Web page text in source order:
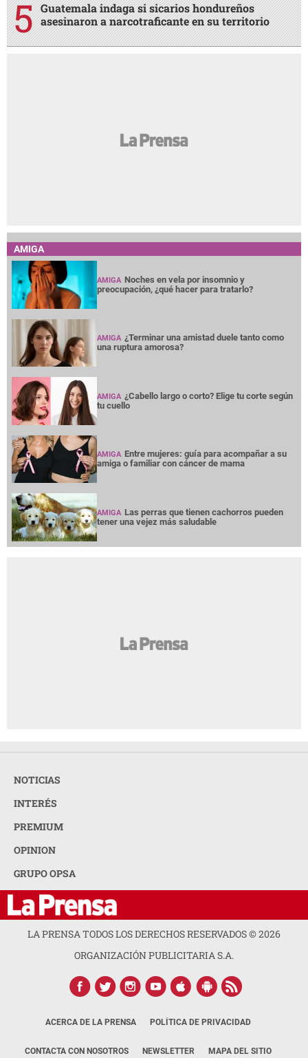
Guatemala indaga si sicarios hondureños
asesinaron a narcotraficante en su territorio
AMIGA
AMIGA Noches en vela por insomnio y
preocupación, ¿qué hacer para tratarlo?
AMIGA ¿Terminar una amistad duele tanto como
una ruptura amorosa?
AMIGA ¿Cabello largo o corto? Elige tu corte según
tu cuello
AMIGA Entre mujeres: guía para acompañar a su
amiga o familiar con cáncer de mama
AMIGA Las perras que tienen cachorros pueden
tener una vejez más saludable
NOTICIAS
INTERÉS
PREMIUM
OPINION
GRUPO OPSA
LA PRENSA TODOS LOS DERECHOS RESERVADOS ©2026
ORGANIZACIÓN PUBLICITARIA S.A.
ACERCA DE LA PRENSA POLÍTICA DE PRIVACIDAD
CONTACTA CON NOSOTROS NEWSLETTER MAPA DEL SITIO